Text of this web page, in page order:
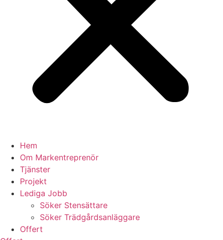
Hem
Om Markentreprenör
Tjänster
Projekt
Lediga Jobb
Söker Stensättare
Söker Trädgårdsanläggare
Offert